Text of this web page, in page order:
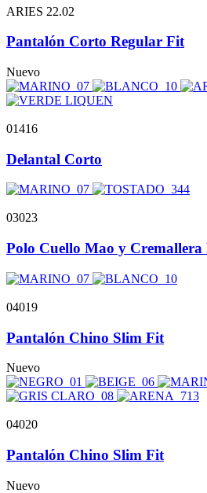
ARIES 22.02
Pantalón Corto Regular Fit
Nuevo
01416
Delantal Corto
03023
Polo Cuello Mao y
04019
Pantalón Chino Slim Fit
Nuevo
04020
Pantalón Chino Slim Fit
Nuevo